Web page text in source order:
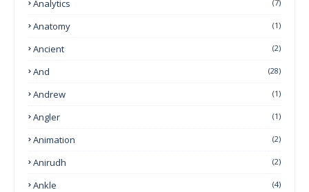
Analytics (7)
Anatomy (1)
Ancient (2)
And (28)
Andrew (1)
Angler (1)
Animation (2)
Anirudh (2)
Ankle (4)